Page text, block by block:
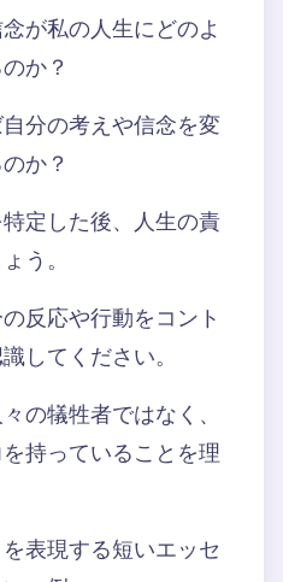
が私の人生にどのよ
か？
分の考えや信念を変
か？
定した後、人生の責
う。
反応や行動をコント
してください。
の犠牲者ではなく、
持っていることを理
表現する短いエッセ